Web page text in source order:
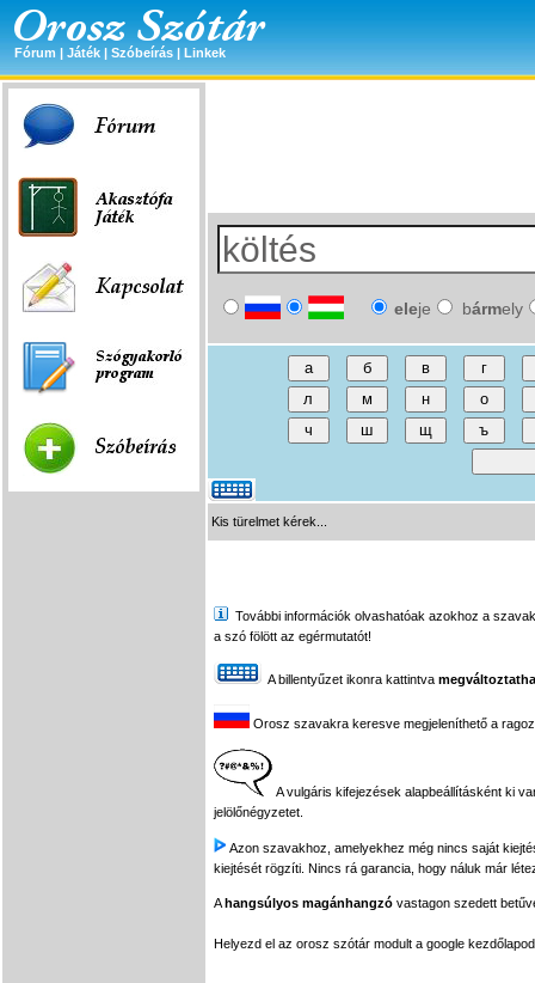
Fórum | Játék | Szóbeírás | Linkek
eleje bármely
Kis türelmet kérek...
További információk olvashatóak azokhoz a
a szó fölött az egérmutatót!
A billentyűzet ikonra kattintva
Orosz szavakra keresve megjeleníthető a
A vulgáris kifejezések alapbeállításként ki
jelölőnégyzetet.
Azon szavakhoz, amelyekhez még nincs saját
kiejtését rögzíti. Nincs rá garancia, hogy náluk már
Ahangsúlyos magánhangzó vastagon szedett
Helyezd el az orosz szótár modult a google